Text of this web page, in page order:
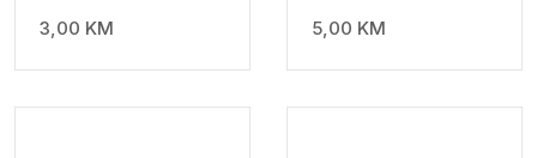
3,00 KM 5,00 KM